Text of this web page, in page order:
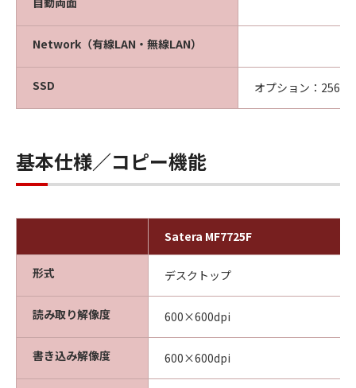
Network（有線LAN・無線LAN）
SSD オプション：256GB
基本仕様／コピー機能
Satera MF7725F
形式 デスクトップ
読み取り解像度 600×600dpi
書き込み解像度 600×600dpi